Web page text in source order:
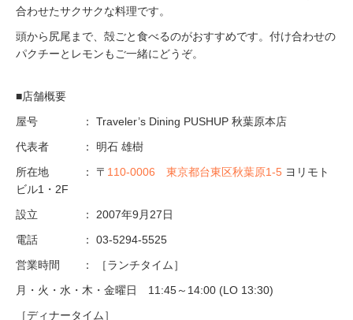
合わせたサクサクな料理です。
頭から尻尾まで、殻ごと食べるのがおすすめです。付け合わせの
パクチーとレモンもご一緒にどうぞ。
■店舗概要
屋号 ： Traveler’s Dining PUSHUP 秋葉原本店
代表者 ： 明石 雄樹
所在地 ： 〒 110-0006 東京都台東区秋葉原1-5 ヨリモト
ビル1・2F
設立 ： 2007年9月27日
電話 ： 03-5294-5525
営業時間 ： ［ランチタイム］
月・火・水・木・金曜日 11:45～14:00 (LO 13:30)
［ディナータイム］